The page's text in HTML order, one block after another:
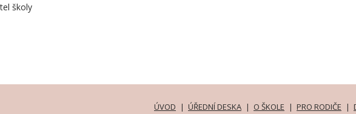
školy
ÚVOD ÚŘEDNÍ DESKA O ŠKOLE PRO RODIČE